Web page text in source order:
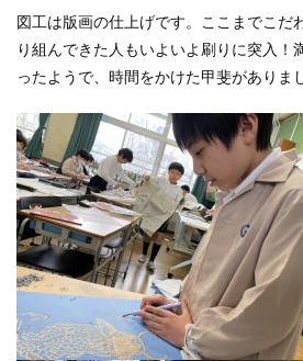
図工は版画の仕上げです。ここまでこだ
り組んできた人もいよいよ刷りに突入！
ったようで、時間をかけた甲斐がありま